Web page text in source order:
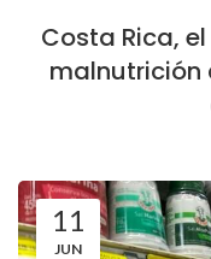
Costa Rica,
malnutrición
11
JUN